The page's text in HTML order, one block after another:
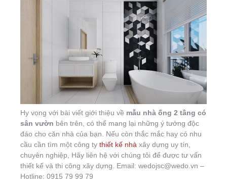
Hy vọng với bài viết giới thiệu về mẫu nhà ống 2 tầng có
sân vườn bên trên, có thể mang lại những ý tưởng độc
đáo cho căn nhà của bạn. Nếu còn thắc mắc hay có nhu
cầu cần tìm một công ty thiết kế nhà xây dựng uy tín,
chuyên nghiệp, Hãy liên hệ với chúng tôi để được tư vấn
thiết kế và thi công xây dựng. Email: wedojsc@wedo.vn –
Hotline: 0915 79 99 79